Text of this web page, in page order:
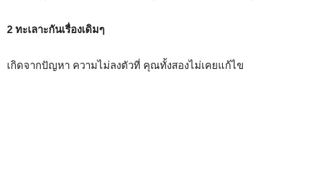
2 ทะเลาะกันเรื่องเดิมๆ
เกิดจากปัญหา ความไม่ลงตัวที่ คุณทั้งสองไม่เคยแก้ไข